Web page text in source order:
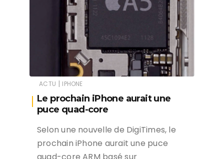
ACTU | IPHONE
Le prochain iPhone aurait une
puce quad-core
Selon une nouvelle de DigiTimes, le
prochain iPhone aurait une puce
quad-core ARM basé sur